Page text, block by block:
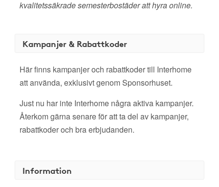
kvalitetssäkrade semesterbostäder att hyra online.
Kampanjer & Rabattkoder
Här finns kampanjer och rabattkoder till Interhome
att använda, exklusivt genom Sponsorhuset.
Just nu har inte Interhome några aktiva kampanjer.
Återkom gärna senare för att ta del av kampanjer,
rabattkoder och bra erbjudanden.
Information